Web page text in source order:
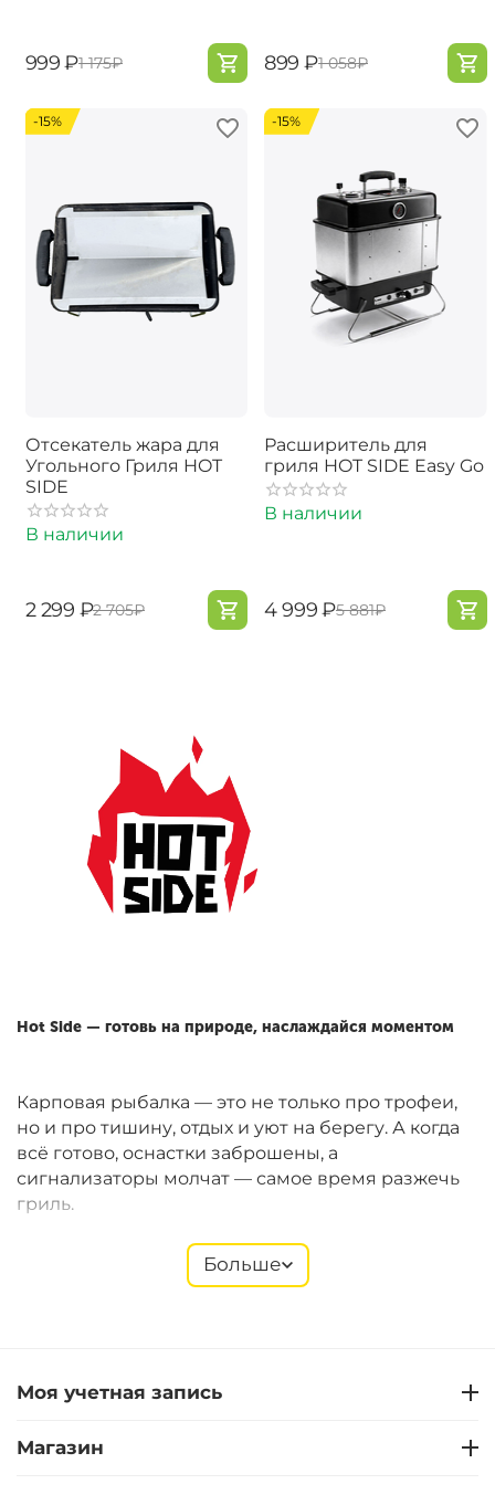
Hot Side — готовь на природе, наслаждайся моментом
Карповая рыбалка — это не только про трофеи,
но и про тишину, отдых и уют на берегу. А когда
всё готово, оснастки заброшены, а
сигнализаторы молчат — самое время разжечь
гриль.
предлагает компактные газовые и
позволяют готовить полноценные блюда прямо
на берегу. В ассортименте — также щипцы,
стартеры и другие полезные мелочи.
Больше
‍999‍ ₽‍1 175‍₽ ‍899‍ ₽‍1 058‍₽
-15%
Отсекатель жара для
Угольного Гриля HOT
SIDE
В наличии
‍2 299‍ ₽‍2 705‍₽
-15%
Расширитель для
гриля HOT SIDE Easy Go
В наличии
‍4 999‍₽‍5 881‍₽
Моя учетная запись
Магазин